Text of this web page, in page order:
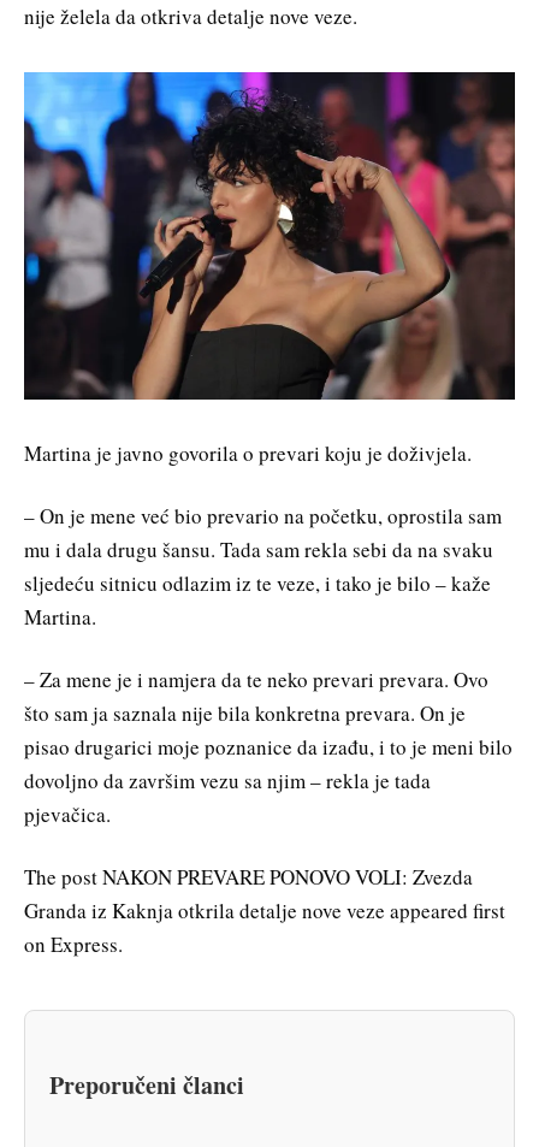
nije želela da otkriva detalje nove veze.
Martina je javno govorila o prevari koju je doživjela.
– On je mene već bio prevario na početku, oprostila sam
mu i dala drugu šansu. Tada sam rekla sebi da na svaku
sljedeću sitnicu odlazim iz te veze, i tako je bilo – kaže
Martina.
– Za mene je i namjera da te neko prevari prevara. Ovo
što sam ja saznala nije bila konkretna prevara. On je
pisao drugarici moje poznanice da izađu, i to je meni bilo
dovoljno da završim vezu sa njim – rekla je tada
pjevačica.
The post NAKON PREVARE PONOVO VOLI: Zvezda
Granda iz Kaknja otkrila detalje nove veze appeared first
on Express.
Preporučeni članci